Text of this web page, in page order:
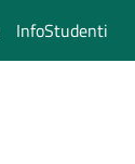
InfoStudenti